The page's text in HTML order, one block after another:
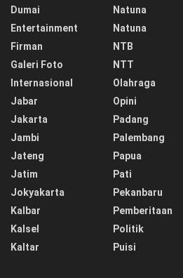
Dumai
Entertainment
Firman
Galeri Foto
Internasional
Jabar
Jakarta
Jambi
Jateng
Jatim
Jokyakarta
Kalbar
Kalsel
Kaltar
Natuna
Natuna
NTB
NTT
Olahraga
Opini
Padang
Palembang
Papua
Pati
Pekanbaru
Pemberitaan
Politik
Puisi